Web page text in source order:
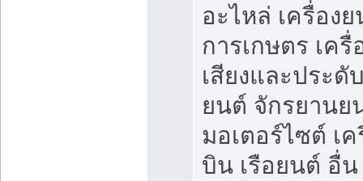
อะไหล่ เครื่อง
การเกษตร เครื่
เสียงและประดั
ยนต์ จักรยานย
มอเตอร์ไซต์ เค
บิน เรือยนต์ อื่น